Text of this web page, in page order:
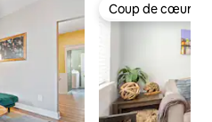
Coup de cœur
Coup de cœur